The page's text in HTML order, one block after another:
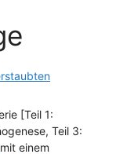
[Teil 1:
Teil 3:
einem